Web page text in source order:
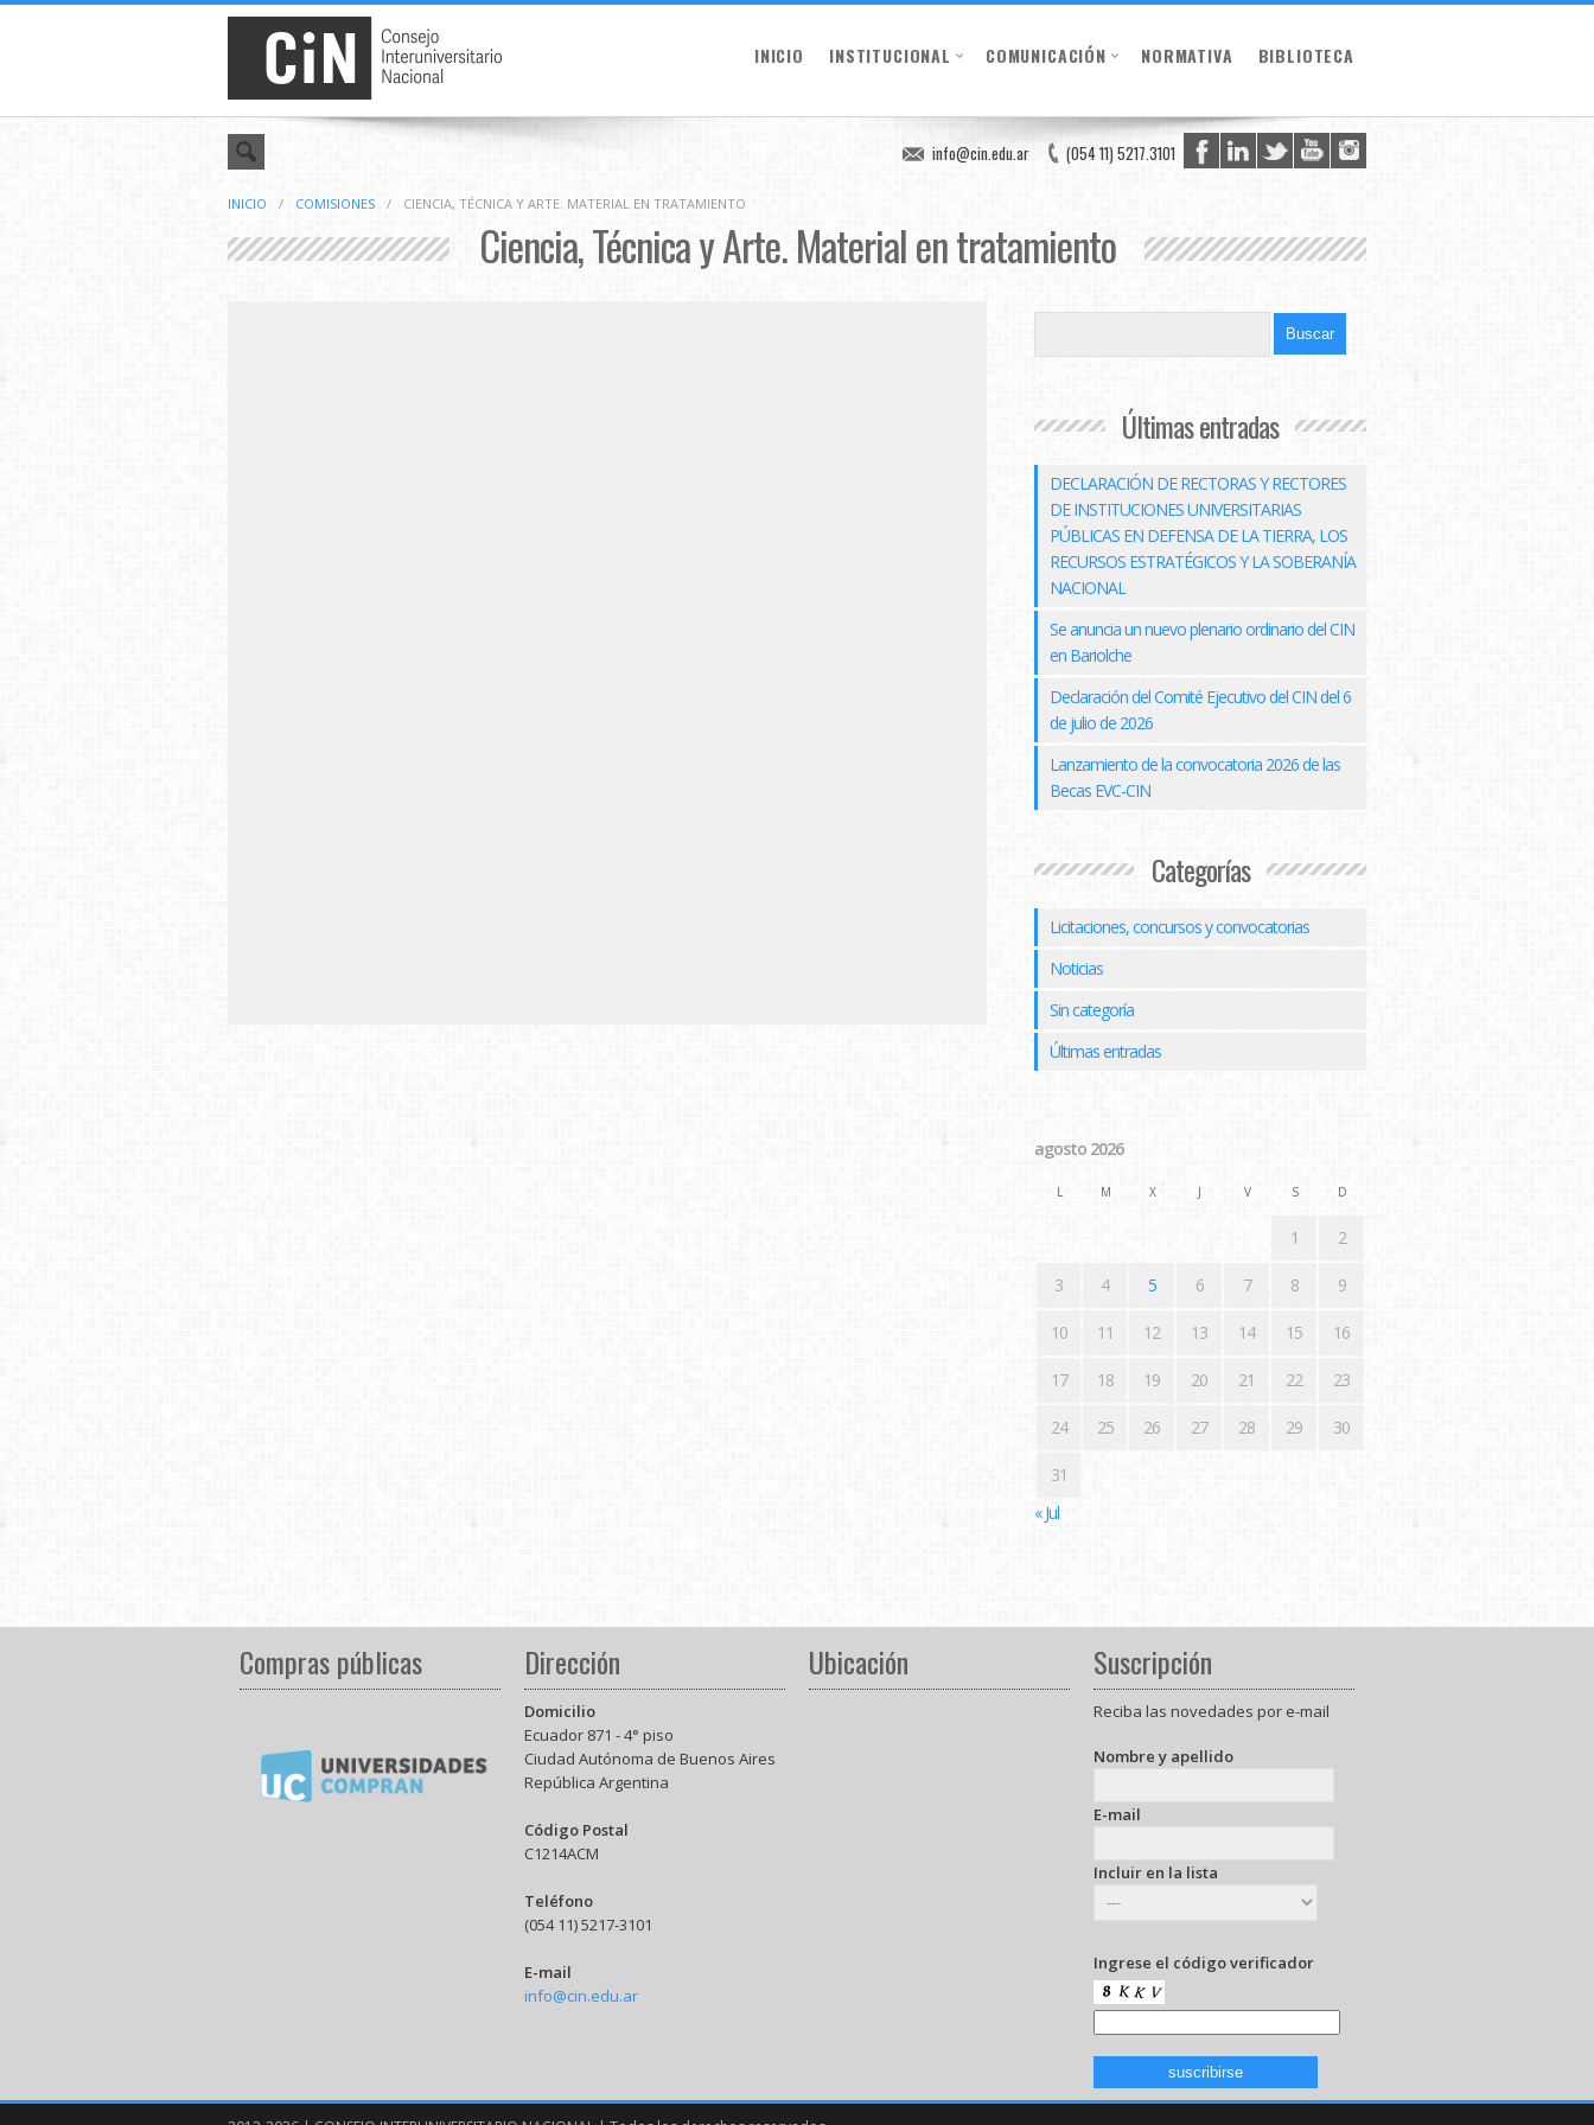
INICIO INSTITUCIONAL COMUNICACIÓN NORMATIVA BIBLIOTECA
(054 11) 5217.3101
info@cin.edu.ar
INICIO / COMISIONES / CIENCIA, TÉCNICA Y ARTE. MATERIAL EN TRATAMIENTO
Ciencia, Técnica y Arte. Material en tratamiento
Últimas entradas
DECLARACIÓN DE RECTORAS Y RECTORES
DE INSTITUCIONES UNIVERSITARIAS
PÚBLICAS EN DEFENSA DE LA TIERRA, LOS
RECURSOS ESTRATÉGICOS Y LA SOBERANÍA
NACIONAL
Se anuncia un nuevo plenario ordinario del CIN
en Bariolche
Declaración del Comité Ejecutivo del CIN del 6
de julio de 2026
Lanzamiento de la convocatoria 2026 de las
Becas EVC-CIN
Categorías
Licitaciones, concursos y convocatorias
Noticias
Sin categoría
Últimas entradas
agosto 2026
L M X J V S D
1 2
3 4 5 6 7 8 9
10 11 12 13 14 15 16
17 18 19 20 21 22 23
24 25 26 27 28 29 30
31
« Jul
Compras públicas Dirección
Domicilio
Ecuador 871 - 4° piso
Ciudad Autónoma de Buenos Aires
República Argentina
Código Postal
C1214ACM
Teléfono
(054 11) 5217-3101
E-mail
info@cin.edu.ar
Ubicación Suscripción
Reciba las novedades por e-mail
Nombre y apellido
E-mail
Incluir en la lista
Ingrese el código verificador